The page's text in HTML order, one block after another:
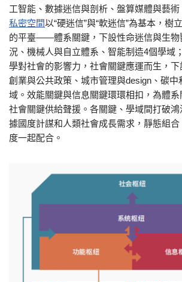
工智能、數據迷信與剖析、盤算媒體與藝術
私密空間以“硬迷信”與“軟迷信”為基本，樹
的平臺——體系關鍵，下設性命迷信與生物
況、機械人與自立體系、智能制造4個學域
學對社會的影響力，社會關鍵應運而生，
創業與公共政策、城市管理與design、碳中
域。效能關鍵與信息關鍵環環相扣，為體
社會關鍵供給聲援。各關鍵、學域間打破
據國度計謀和人類社會成長需求，靜態組
度一起配合。